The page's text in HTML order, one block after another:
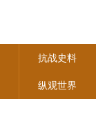
抗战史料
纵观世界